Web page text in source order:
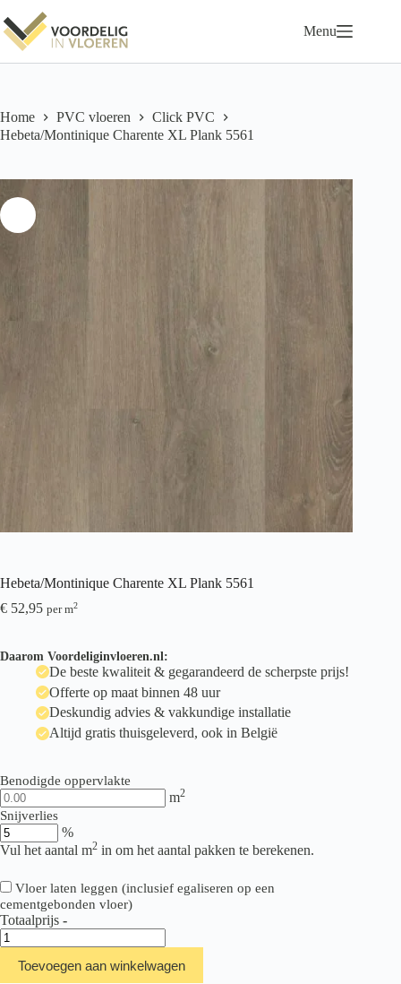
naar
de
inhoud
Menu
Home PVC vloeren
Click PVC
Hebeta/Montinique Charente XL Plank 5561
Hebeta/Montinique Charente XL Plank 5561
€ 52,95 per m2
Daarom Voordeliginvloeren.nl:
De beste kwaliteit & gegarandeerd de scherpste prijs!
Offerte op maat binnen 48 uur
Deskundig advies & vakkundige installatie
Altijd gratis thuisgeleverd, ook in België
Benodigde oppervlakte
m2
Snijverlies
%
Vul het aantal m2 in om het aantal pakken te berekenen.
Vloer laten leggen (inclusief egaliseren op een
cementgebonden vloer)
Totaalprijs -
Hebeta/Montinique
Charente
Plank
Toevoegen aan winkelwagen